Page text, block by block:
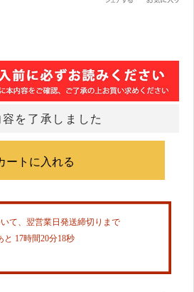
を了承しました
て、翌営業日発送締切りまで
と 17時間20分17秒